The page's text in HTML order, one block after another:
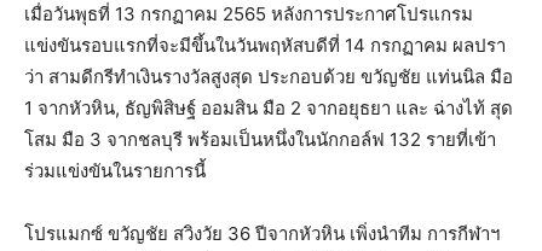
เมื่อวันพุธที่ 13 กรกฏาคม 2565 หลังการประกาศโปรแกรม
แข่งขันรอบแรกที่จะมีขึ้นในวันพฤหัสบดีที่ 14 กรกฏาคม ผลปรา
ว่า สามดีกรีทำเงินรางวัลสูงสุด ประกอบด้วย ขวัญชัย แท่นนิล มือ
1 จากหัวหิน, ธัญพิสิษฐ์ ออมสิน มือ 2 จากอยุธยา และ ฉ่างไท้ สุด
โสม มือ 3 จากชลบุรี พร้อมเป็นหนึ่งในนักกอล์ฟ 132 รายที่เข้า
ร่วมแข่งขันในรายการนี้
โปรแมกซ์ ขวัญชัย สวิงวัย 36 ปีจากหัวหิน เพิ่งนำทีม การกีฬาฯ